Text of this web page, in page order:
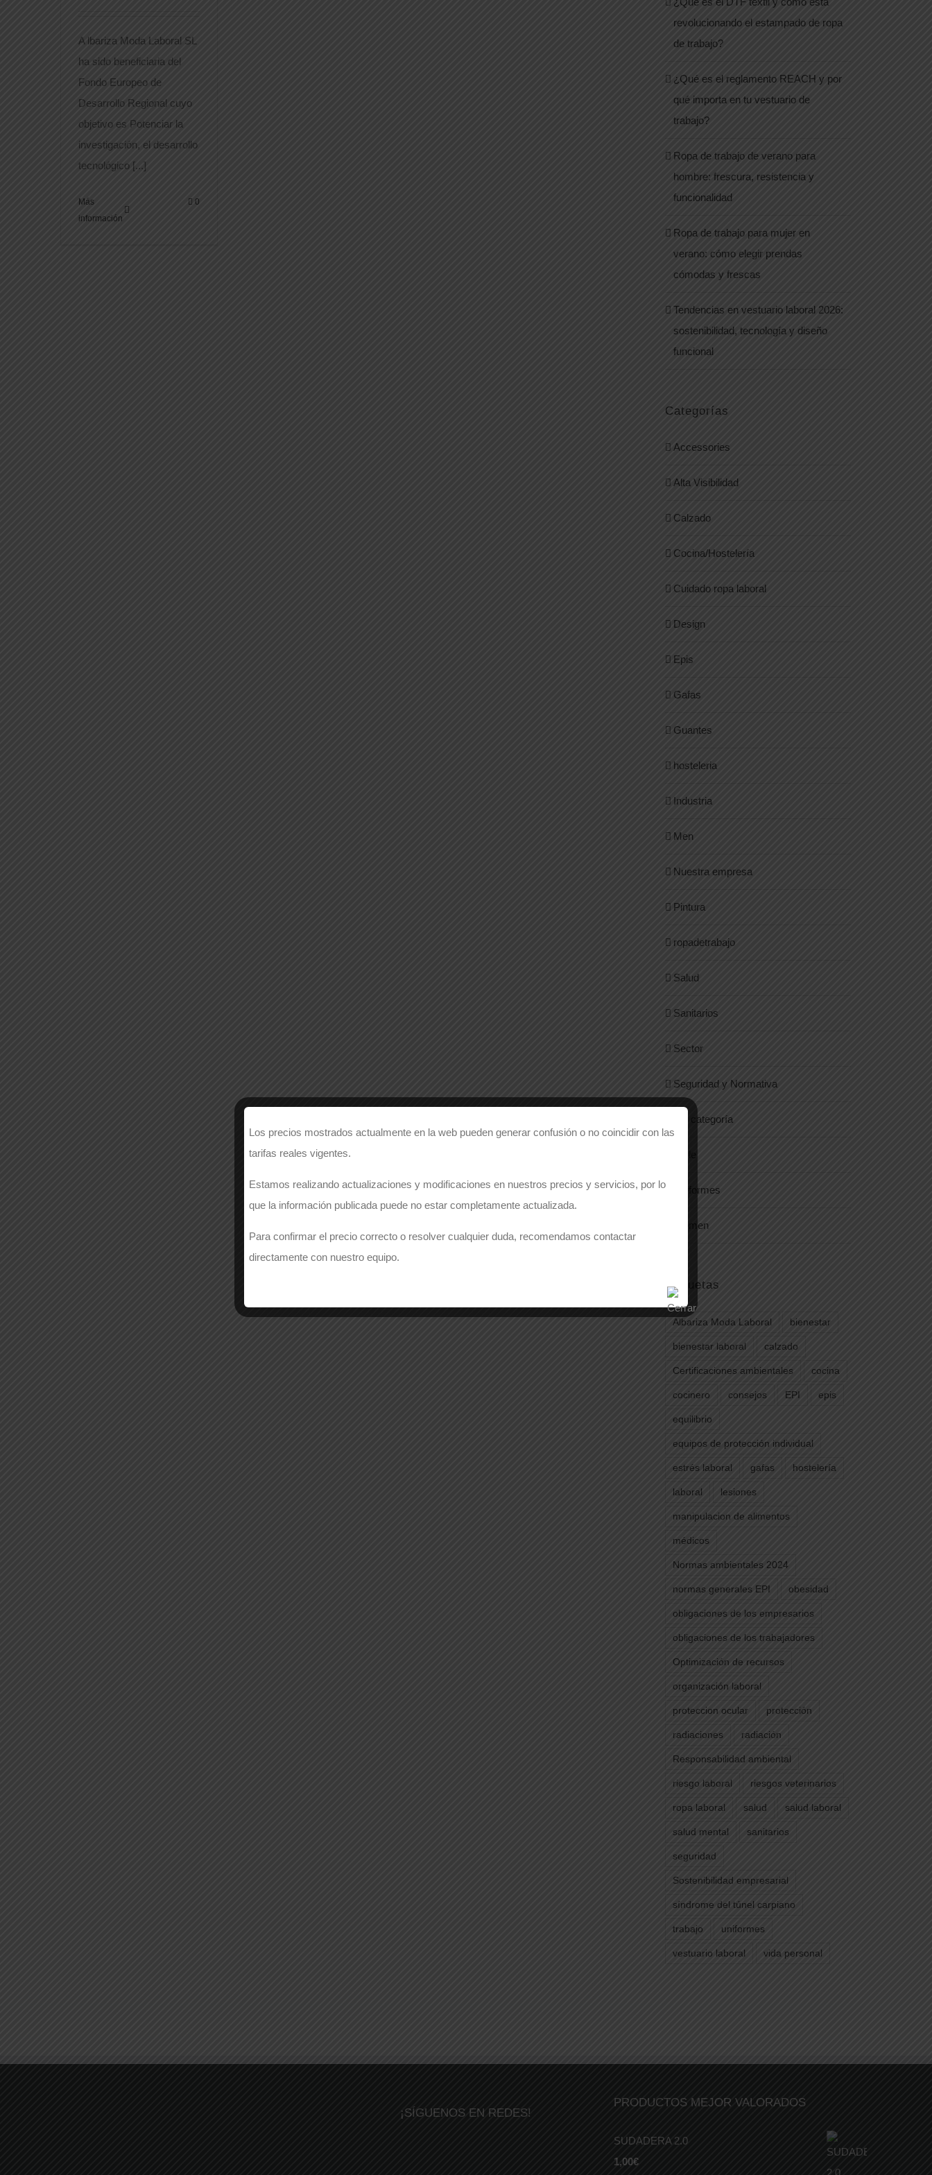
A lbariza Moda Laboral SL
ha sido beneficiaria del
Fondo Europeo de
Desarrollo Regional cuyo
objetivo es Potenciar la
investigación, el desarrollo
tecnológico [...]
Más
información
0
revolucionando el estampado de ropa
de trabajo?
¿Qué es el reglamento REACH y por
qué importa en tu vestuario de
trabajo?
Ropa de trabajo de verano para
hombre: frescura, resistencia y
funcionalidad
Ropa de trabajo para mujer en
verano: cómo elegir prendas
cómodas y frescas
Tendencias en vestuario laboral 2026:
sostenibilidad, tecnología y diseño
funcional
Categorías
Accessories
Alta Visibilidad
Calzado
Cocina/Hostelería
Cuidado ropa laboral
Design
Epis
Gafas
Guantes
hosteleria
Industria
Men
Nuestra empresa
Pintura
ropadetrabajo
Salud
Sanitarios
Sector
Seguridad y Normativa
Sin categoría
Uniformes
Women
Etiquetas
Albariza Moda Laboral bienestar
bienestar laboral calzado
Certificaciones ambientales cocina
cocinero consejos EPI epis
equilibrio
equipos de protección individual
estrés laboral gafas hostelería
laboral lesiones
manipulacion de alimentos
médicos
Normas ambientales 2024
normas generales EPI obesidad
obligaciones de los empresarios
obligaciones de los trabajadores
Optimización de recursos
organización laboral
proteccion ocular protección
radiaciones radiación
Responsabilidad ambiental
riesgo laboral riesgos veterinarios
ropa laboral salud salud laboral
salud mental sanitarios
seguridad
Sostenibilidad empresarial
síndrome del túnel carpiano
trabajo uniformes
vestuario laboral vida personal
¡SÍGUENOS EN REDES!
PRODUCTOS MEJOR VALORADOS
SUDADERA 2.0
1,00€
Los precios mostrados actualmente en la web pueden generar confusión o no coincidir con las
tarifas reales vigentes.
Estamos realizando actualizaciones y modificaciones en nuestros precios y servicios, por lo
que la información publicada puede no estar completamente actualizada.
Para confirmar el precio correcto o resolver cualquier duda, recomendamos contactar
directamente con nuestro equipo.